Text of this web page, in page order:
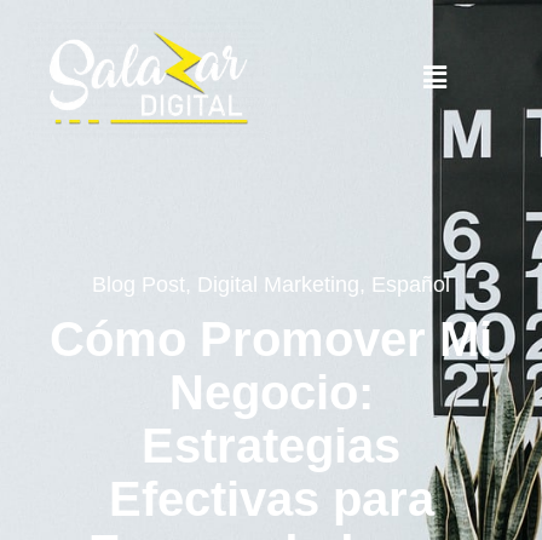
Blog Post, Digital Marketing, Español
Cómo Promover Mi
Negocio:
Estrategias
Efectivas para